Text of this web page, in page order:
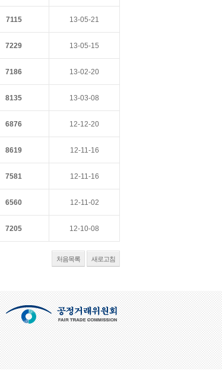
7115 13-05-21
7229 13-05-15
7186 13-02-20
8135 13-03-08
6876 12-12-20
8619 12-11-16
7581 12-11-16
6560 12-11-02
7205 12-10-08
처음목록 새로고침